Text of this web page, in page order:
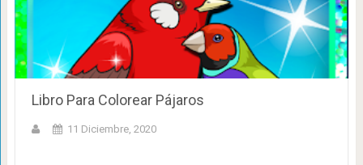
Libro Para Colorear Pájaros
11 Diciembre, 2020